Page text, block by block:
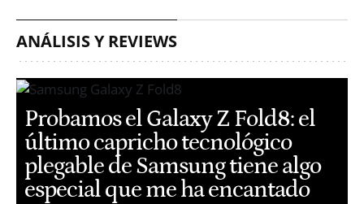
ANÁLISIS Y REVIEWS
Probamos el Galaxy Z Fold8: el
último capricho tecnológico
plegable de Samsung tiene algo
especial que me ha encantado